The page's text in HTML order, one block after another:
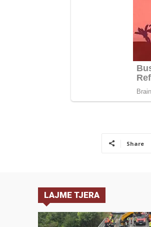
Share
LAJME TJERA